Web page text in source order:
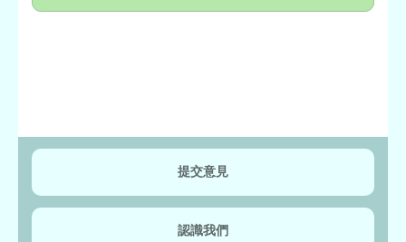
提交意見
認識我們